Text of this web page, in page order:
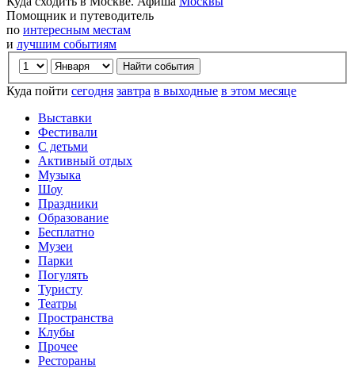
Помощник и путеводитель
по интересным местам
и лучшим событиям
Куда пойти сегодня завтра в выходные в этом месяце
Выставки
Фестивали
С детьми
Активный отдых
Музыка
Шоу
Праздники
Образование
Бесплатно
Музеи
Парки
Погулять
Туристу
Театры
Пространства
Клубы
Прочее
Рестораны